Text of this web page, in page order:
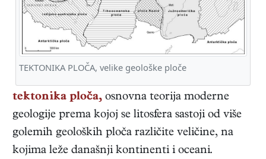
TEKTONIKA PLOČA, velike geološke ploče
tektonika ploča, osnovna teorija moderne
geologije prema kojoj se litosfera sastoji od više
golemih geoloških ploča različite veličine, na
kojima leže današnji kontinenti i oceani.